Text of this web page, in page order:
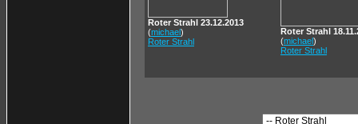
Roter Strahl 23.12.2013
(michael)
Roter Strahl
Roter Strahl
(michael)
Roter Strahl